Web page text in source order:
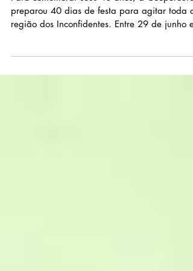
ofertas e prêmios para Cooperados
Para comemorar seus 40 anos, a Cooperouro
região dos Inconfidentes. Entre 29 de junho e